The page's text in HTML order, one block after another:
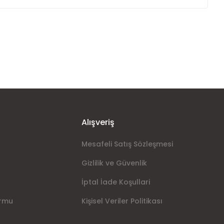
Alışveriş
Mesafeli Satış Sözleşmesi
Gizlilik ve Güvenlik
İptal İade Koşullari
Kişisel Veriler Politikası